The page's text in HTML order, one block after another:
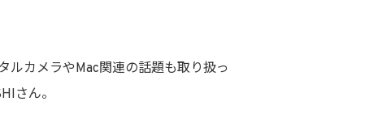
ルカメラやMac関連の話題も取り扱っ
さん。